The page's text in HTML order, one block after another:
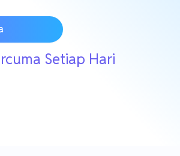
Setiap Hari